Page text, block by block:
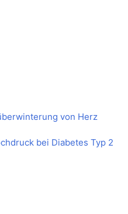
von Herz
bei Diabetes Typ 2